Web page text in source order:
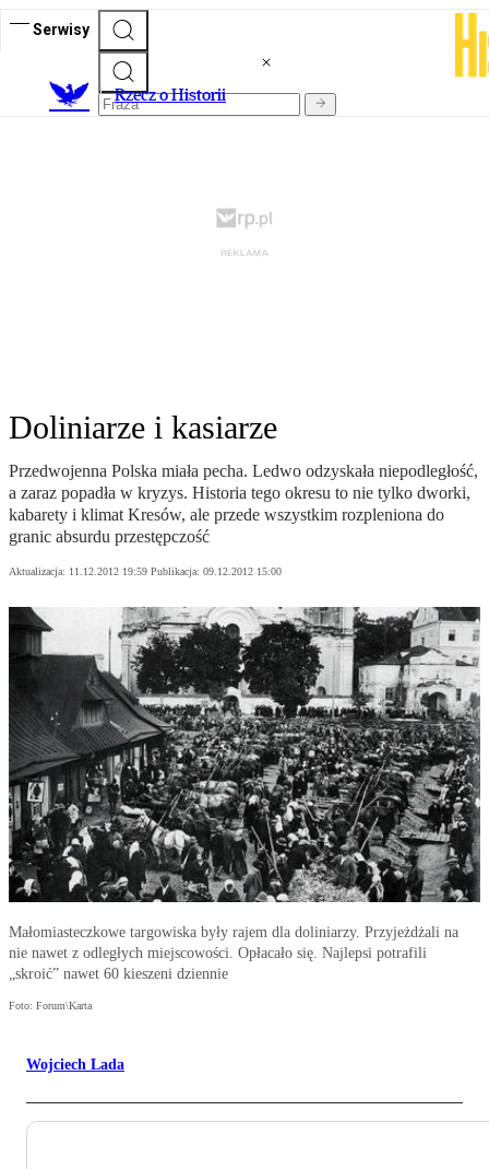
Serwisy
Rzecz o Historii
Doliniarze i kasiarze
Przedwojenna Polska miała pecha. Ledwo odzyskała niepodległość,
a zaraz popadła w kryzys. Historia tego okresu to nie tylko dworki,
kabarety i klimat Kresów, ale przede wszystkim rozpleniona do
granic absurdu przestępczość
Aktualizacja: 11.12.2012 19:59 Publikacja: 09.12.2012 15:00
Małomiasteczkowe targowiska były rajem dla doliniarzy. Przyjeżdżali na
nie nawet z odległych miejscowości. Opłacało się. Najlepsi potrafili
„skroić” nawet 60 kieszeni dziennie
Foto: Forum\Karta
Wojciech Lada